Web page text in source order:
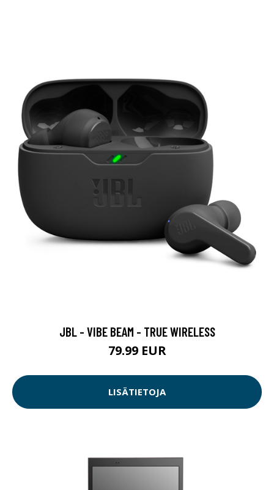
JBL - VIBE BEAM - TRUE WIRELESS
79.99 EUR
LISÄTIETOJA